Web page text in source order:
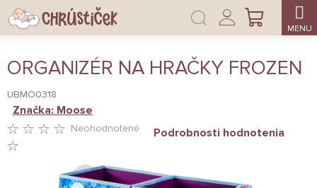
Prejsť
na
obsah
NÁKUPNÝ
Prihlásenie
ORGANIZÉR NA HRAČKY FROZEN
UBMO0318
HODNOTENIE
PRODUKTU
Neohodnotené Podrobnosti hodnotenia
Značka: Moose